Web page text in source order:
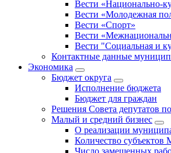
Вести «Национально-
Вести «Молодежная
Вести «Спорт»
Вести
Вести "Социальная и
Контактные данные
Экономика
Бюджет округa
Исполнение бюджета
Бюджет для граждан
Решения Совета депутатов
Малый и средний бизнес
О реализации
Количество
Число замещенных